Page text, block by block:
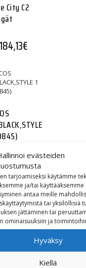
evästeiden
tarjoamiseksi käytämme
ja/tai
antaa meille
tai yksilöllisiä
jättäminen tai
ominaisuuksiin ja
Hyväksy
Kiellä
City C2
184,13€Hintaluokka:
€
04)